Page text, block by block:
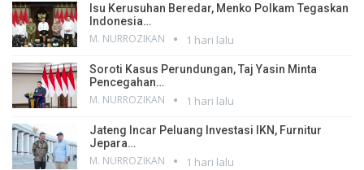
Isu Kerusuhan Beredar, Menko Polkam Tegaskan
Indonesia…
M. NURROZIKAN 1 hari lalu
Soroti Kasus Perundungan, Taj Yasin Minta
Pencegahan…
M. NURROZIKAN 1 hari lalu
Jateng Incar Peluang Investasi IKN, Furnitur
Jepara…
M. NURROZIKAN 1 hari lalu